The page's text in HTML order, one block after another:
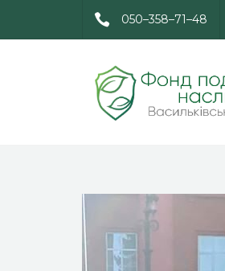
050–358–71–48